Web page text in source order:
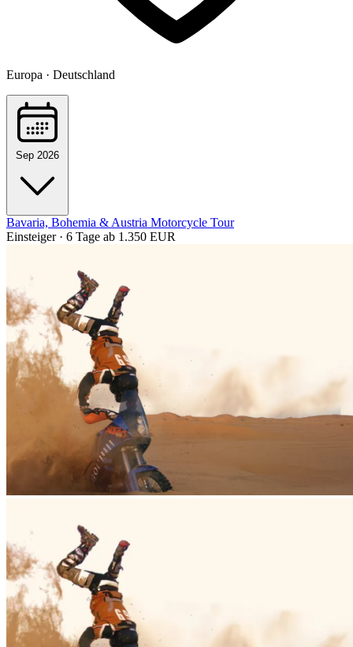
Europa · Deutschland
Sep 2026
Bavaria, Bohemia & Austria Motorcycle Tour
Einsteiger · 6 Tage ab 1.350 EUR